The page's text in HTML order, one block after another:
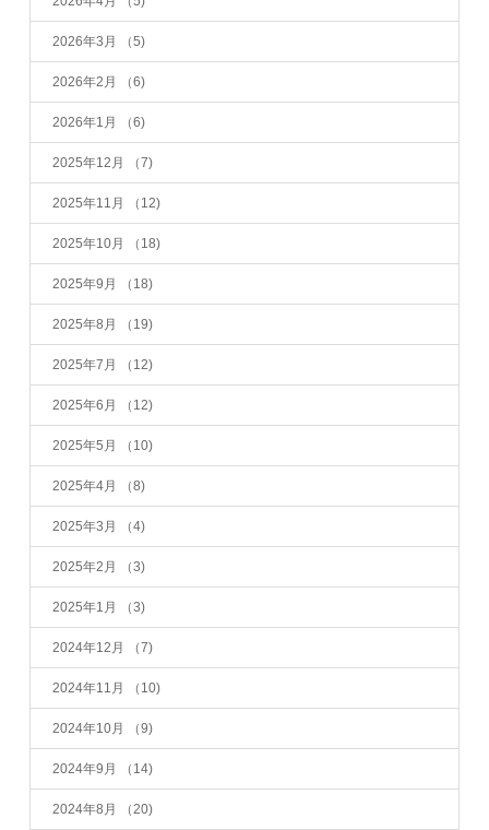
2026年3月 （5)
2026年2月 （6)
2026年1月 （6)
2025年12月 （7)
2025年11月 （12)
2025年10月 （18)
2025年9月 （18)
2025年8月 （19)
2025年7月 （12)
2025年6月 （12)
2025年5月 （10)
2025年4月 （8)
2025年3月 （4)
2025年2月 （3)
2025年1月 （3)
2024年12月 （7)
2024年11月 （10)
2024年10月 （9)
2024年9月 （14)
2024年8月 （20)